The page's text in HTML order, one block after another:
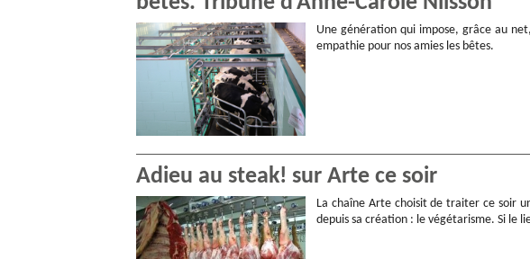
Une génération qui impose, grâce au
empathie pour nos amies les bêtes.
Adieu au steak! sur Arte ce soir
La chaîne Arte choisit de traiter ce soir
depuis sa création : le végétarisme. Si le